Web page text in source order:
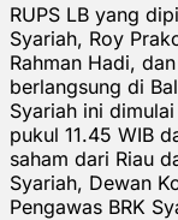
RUPS LB yang
Syariah, Roy
Rahman Hadi,
berlangsung di
Syariah ini
pukul 11.45 WIB
saham dari Riau
Syariah, Dewan
Pengawas BRK